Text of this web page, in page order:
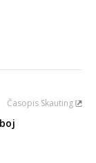
Časopis Skauting